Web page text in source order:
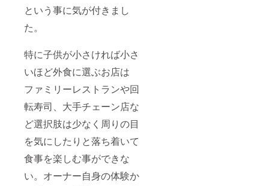
という事に気が付きまし
た。
特に子供が小さければ小さ
いほど外食に選ぶお店は
ファミリーレストランや回
転寿司、大手チェーン店な
ど選択肢は少なく周りの目
を気にしたりと落ち着いて
食事を楽しむ事ができな
い。オーナー自身の体験か